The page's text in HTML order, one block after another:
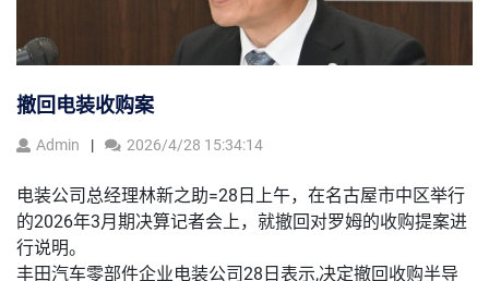
撤回电装收购案
Admin 2026/4/28 15:34:14
电装公司总经理林新之助=28日上午，在名古屋市中区举行
的2026年3月期决算记者会上，就撤回对罗姆的收购提案进
行说明。
丰田汽车零部件企业电装公司28日表示,决定撤回收购半导